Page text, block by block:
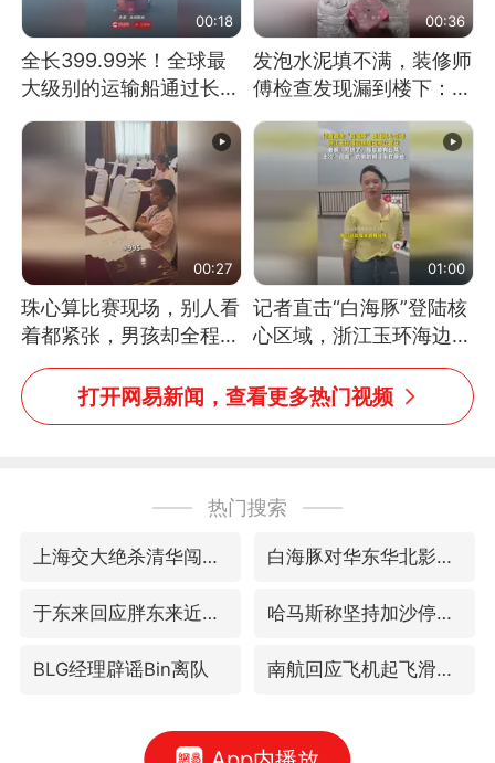
00:18
全长399.99米！全球最
大级别的运输船通过长江
大桥这一幕，太震撼了！
00:36
发泡水泥填不满，装修师
傅检查发现漏到楼下：出
风口未延伸到外墙
00:27
珠心算比赛现场，别人看
着都紧张，男孩却全程气
定神闲、从容作答，最终
拿下冠军。网友：这淡定
的样子，一看就是有实
01:00
记者直击“白海豚”登陆核
心区域，浙江玉环海边民
宿已停止营业，老板：习
惯了
打开网易新闻，查看更多热门视频
热门搜索
上海交大绝杀清华闯进AUBL总决赛 白海豚对华东华北影响会大于巴威
于东来回应胖东来近25年老店年底关闭 哈马斯称坚持加沙停火协议路线图
BLG经理辟谣Bin离队 南航回应飞机起飞滑行中遭遇雷击